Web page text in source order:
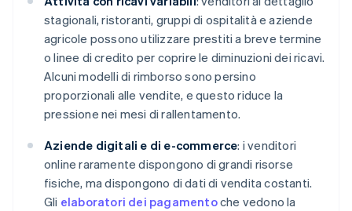
stagionali, ristoranti, gruppi di ospitalità e aziende
agricole possono utilizzare prestiti a breve termine
o linee di credito per coprire le diminuzioni dei ricavi.
Alcuni modelli di rimborso sono persino
proporzionali alle vendite, e questo riduce la
pressione nei mesi di rallentamento.
Aziende digitali e di e-commerce: i venditori
online raramente dispongono di grandi risorse
fisiche, ma dispongono di dati di vendita costanti.
Gli elaboratori dei pagamentoche vedono la